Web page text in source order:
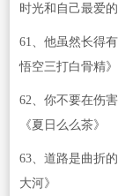
时光和自己最爱的
61、他虽然长得
悟空三打白骨精》
62、你不要在伤
《夏日么么茶》
63、道路是曲折
大河》